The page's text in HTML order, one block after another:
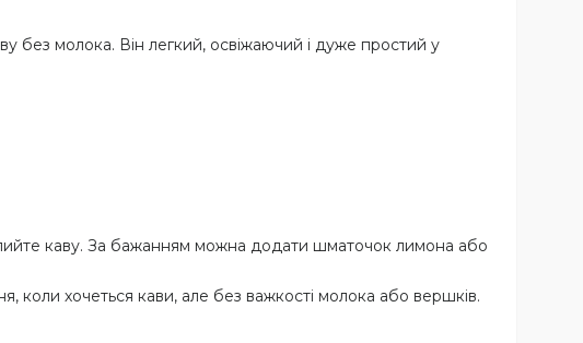
без молока. Він легкий, освіжаючий і дуже простий у
каву. За бажанням можна додати шматочок лимона або
хочеться кави, але без важкості молока або вершків.